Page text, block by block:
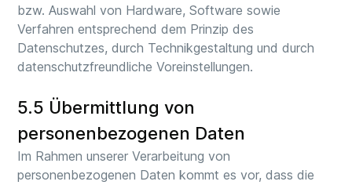
bzw. Auswahl von Hardware, Software sowie
Verfahren entsprechend dem Prinzip des
Datenschutzes, durch Technikgestaltung und durch
datenschutzfreundliche Voreinstellungen.
5.5 Übermittlung von
personenbezogenen Daten
Im Rahmen unserer Verarbeitung von
personenbezogenen Daten kommt es vor, dass die